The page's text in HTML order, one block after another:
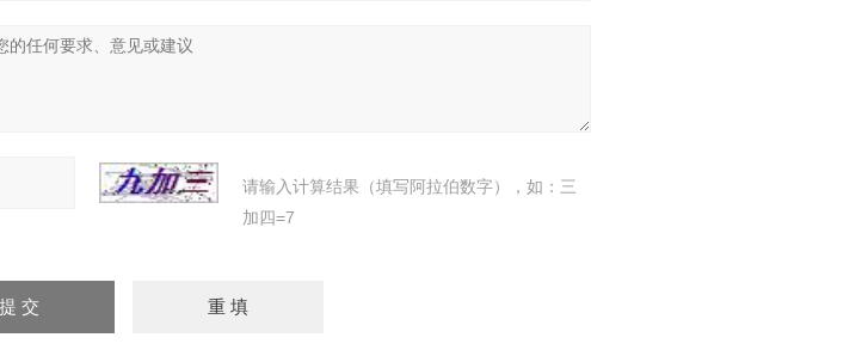
请输入计算结果（填写阿拉伯数字），如：三
加四=7